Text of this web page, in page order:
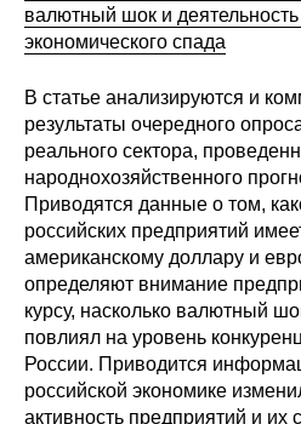
валютный шок и
экономического спада
В статье анализируются и
результаты очередного
реального сектора,
народнохозяйственного
Приводятся данные о том,
российских предприятий
американскому доллару и
определяют внимание
курсу, насколько валютный
повлиял на уровень
России. Приводится
российской экономике
активность предприятий и их